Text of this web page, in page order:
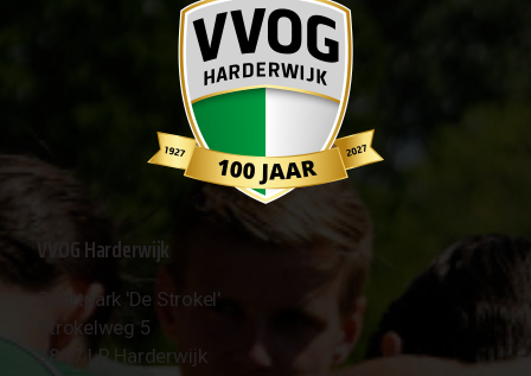
VVOG Harderwijk
Sportpark 'De Strokel'
Strokelweg 5
3847 LR Harderwijk